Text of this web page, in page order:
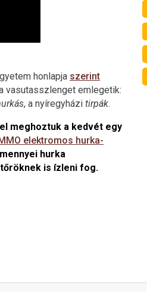
honlapja szerint
vasutasszlenget emlegetik:
, a nyíregyházi tirpák.
meghoztuk a kedvét egy
elektromos hurka-
hurka
is ízleni fog.